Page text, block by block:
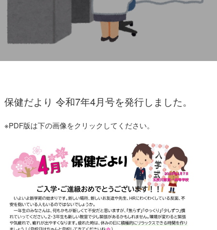
保健だより 令和7年4月号を発行しました。
※PDF版は下の画像をクリックしてください。